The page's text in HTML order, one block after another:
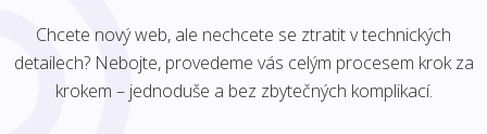
Chcete nový web, ale nechcete se ztratit v technických
detailech? Nebojte, provedeme vás celým procesem krok za
krokem – jednoduše a bez zbytečných komplikací.